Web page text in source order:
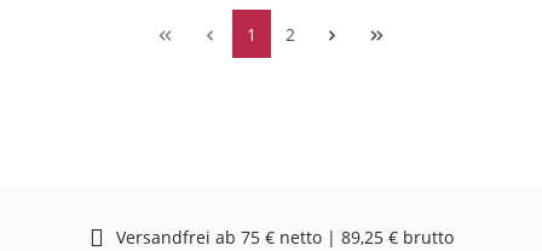
1 2
Versandfrei ab 75 € netto | 89,25 € brutto